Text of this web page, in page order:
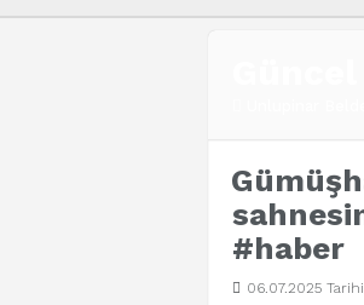
#haber
06.07.2025